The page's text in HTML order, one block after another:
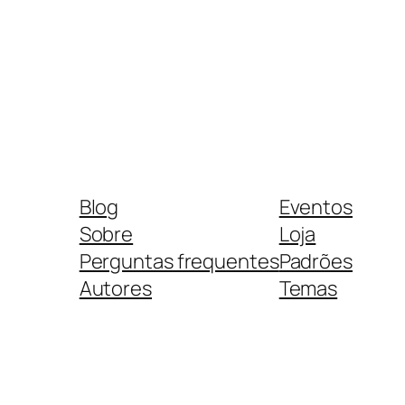
Blog
Sobre
Perguntas frequentes
Autores
Eventos
Loja
Padrões
Temas